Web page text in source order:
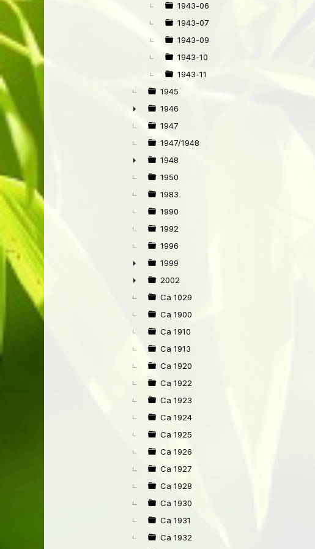
1943-06
1943-07
1943-09
1943-10
1943-11
1945
►
1946
1947
1947/1948
►
1948
1950
1983
1990
1992
1996
►
1999
►
2002
Ca 1029
Ca 1900
Ca 1910
Ca 1913
Ca 1920
Ca 1922
Ca 1923
Ca 1924
Ca 1925
Ca 1926
Ca 1927
Ca 1928
Ca 1930
Ca 1931
Ca 1932